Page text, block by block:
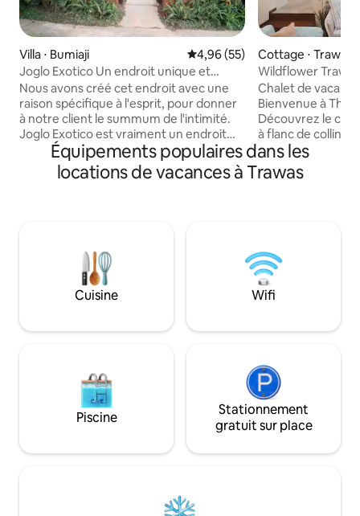
Villa ⋅ Bumiaji Évaluation moyenne sur la
4,96 (55)
Joglo Exotico Un endroit unique et
merveilleux
Nous avons créé cet endroit avec une
raison spécifique à l'esprit, pour donner
à notre client le summum de l'intimité.
Joglo Exotico est vraiment un endroit
romantique. Construit et entretenu
délibérément pour ceux qui veulent rien
de moins que le meilleur. Nous
(pas de voisins indiscrets et bruyants)
Les vues, le paysage et le jardin inégalés
L'espace confortable et luxueux le
charme et la beauté du lieu.
Cottage ⋅ Trawas
Wildflower
WIFI
Chalet de
Bienvenue à The
Découvrez le
à flanc de colline
décontracté de
de fond
Arjuna. Éveillé
Ou si vous
faites de
randonnée.
Équipements populaires dans les
locations de vacances à Trawas
Cuisine Wifi
Piscine
Stationnement
gratuit sur place